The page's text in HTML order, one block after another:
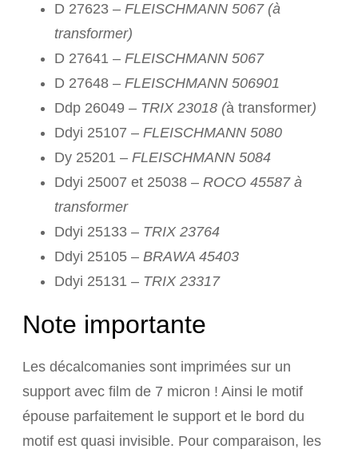
D 27623 – FLEISCHMANN 5067 (à
transformer)
D 27641 – FLEISCHMANN 5067
D 27648 – FLEISCHMANN 506901
Ddp 26049 – TRIX 23018 (à transformer)
Ddyi 25107 – FLEISCHMANN 5080
Dy 25201 – FLEISCHMANN 5084
Ddyi 25007 et 25038 – ROCO 45587 à
transformer
Ddyi 25133 – TRIX 23764
Ddyi 25105 – BRAWA 45403
Ddyi 25131 – TRIX 23317
Note importante
Les décalcomanies sont imprimées sur un
support avec film de 7 micron ! Ainsi le motif
épouse parfaitement le support et le bord du
motif est quasi invisible. Pour comparaison, les